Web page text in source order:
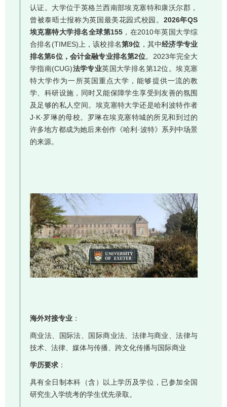
认证。大学位于英格兰西南部埃克塞特和康沃尔郡，
曾被泰晤士报称为英国最美花园式校园。 2026年QS
埃克塞特大学排名全球第155，在2010年英国大学综
合排名(TIMES)上，该校排名第9位 ，其中经济学专业
排名第6位，会计金融专业排名第2位。2023年完全大
学指南(CUG)法学专业英国大学排名第12位。埃克塞
特大学作为一所英国重点大学，能够提供一流的教
学、科研设施，同时又能保障学生享受到友善的氛围
及足够的私人空间。埃克塞特大学还是哈利波特作者
J·K·罗琳的母校。罗琳在埃克塞特城的所见和到过的
许多地方都成为她后来创作《哈利·波特》系列中场景
的来源。
海外对接专业：
商业法、国际法、国际商业法、法律与商业、法律与
技术、法律、媒体与传播、跨文化传播与国际商业
学历要求：
具有全日制本科（含）以上学历及学位，已参加全国
研究生入学统考的学生优先录取。